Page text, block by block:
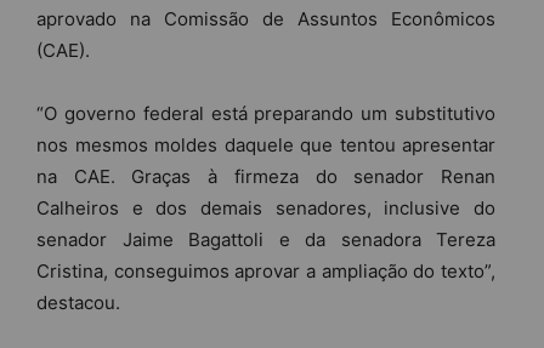
aprovado na Comissão de Assuntos Econômicos
(CAE).
“O governo federal está preparando um substitutivo
nos mesmos moldes daquele que tentou apresentar
na CAE. Graças à firmeza do senador Renan
Calheiros e dos demais senadores, inclusive do
senador Jaime Bagattoli e da senadora Tereza
Cristina, conseguimos aprovar a ampliação do texto”,
destacou.